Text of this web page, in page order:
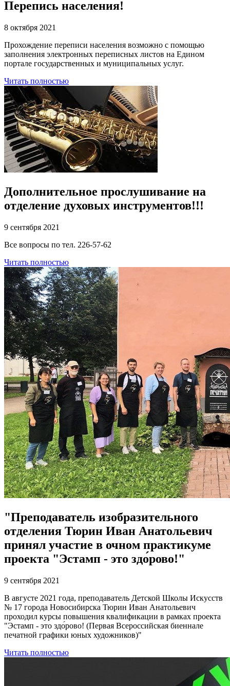
Перепись населения!
8 октября 2021
Прохождение переписи населения возможно с помощью
заполнения электронных переписных листов на Едином
портале государственных и муниципальных услуг.
Читать полностью
Дополнительное прослушивание на
отделение духовых инструментов!!!
9 сентября 2021
Все вопросы по тел. 226-57-62
Читать полностью
"Преподаватель изобразительного
отделения Тюрин Иван Анатольевич
принял участие в очном практикуме
проекта "Эстамп - это здо́рово!"
9 сентября 2021
В августе 2021 года, преподаватель Детской Школы Искусств
№ 17 города Новосибирска Тюрин Иван Анатольевич
проходил курсы повышения квалификации в рамках проекта
"Эстамп - это здо́рово! (Первая Всероссийская биеннале
печатной графики юных художников)"
Читать полностью